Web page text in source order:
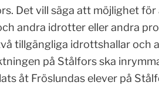
Det vill säga att möjlighet
andra idrotter eller andra
tillgängliga idrottshallar och
på Stålfors ska
åt Fröslundas elever på